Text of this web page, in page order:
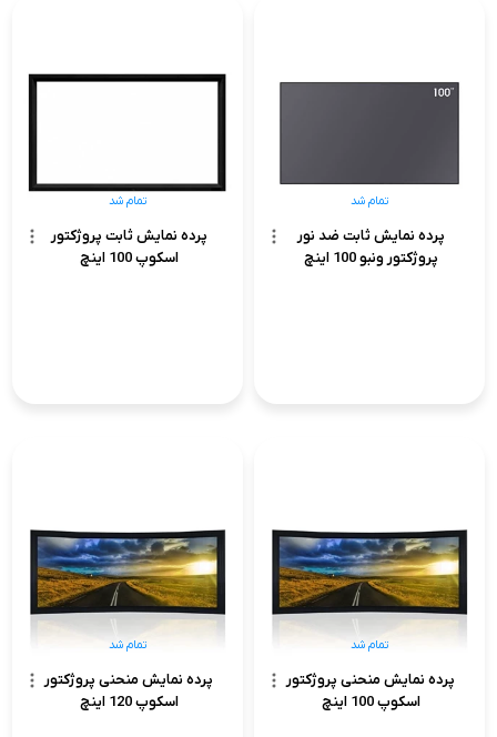
پرده نمایش ثابت ضد نور
پروژکتور ونبو 100 اینچ
تمام شد
پرده نمایش ثابت پروژکتور
اسکوپ 100 اینچ
تمام شد
پرده نمایش منحنی پروژکتور
اسکوپ 100 اینچ
تمام شد
پرده نمایش منحنی پروژکتور
اسکوپ 120 اینچ
تمام شد